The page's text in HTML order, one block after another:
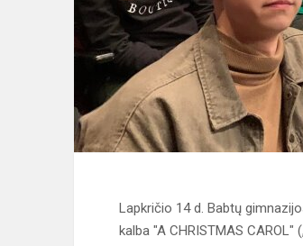
Lapkričio 14 d. Babtų
kalba "A CHRISTMAS CAROL"